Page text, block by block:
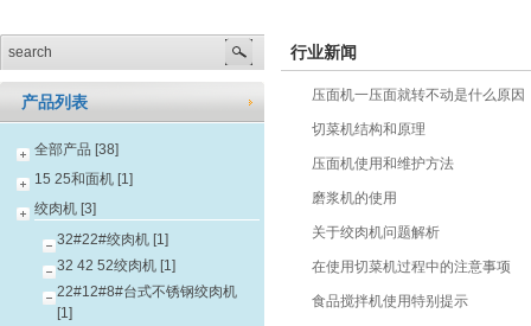
产品列表
全部产品 [38]
15 25和面机 [1]
绞肉机 [3]
32#22#绞肉机 [1]
32 42 52绞肉机 [1]
22#12#8#台式不锈钢绞肉机
[1]
行业新闻
压面机一压面就转不动是什么原因
切菜机结构和原理
压面机使用和维护方法
磨浆机的使用
关于绞肉机问题解析
在使用切菜机过程中的注意事项
食品搅拌机使用特别提示